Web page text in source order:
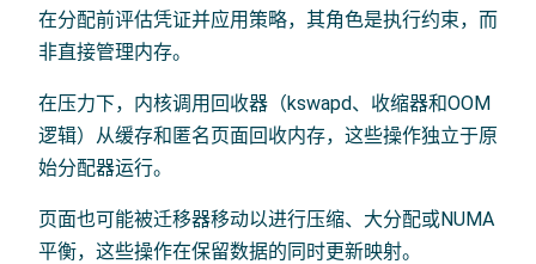
在分配前评估凭证并应用策略，其角色是执行约束，而
非直接管理内存。
在压力下，内核调用回收器（kswapd、收缩器和OOM
逻辑）从缓存和匿名页面回收内存，这些操作独立于原
始分配器运行。
页面也可能被迁移器移动以进行压缩、大分配或NUMA
平衡，这些操作在保留数据的同时更新映射。